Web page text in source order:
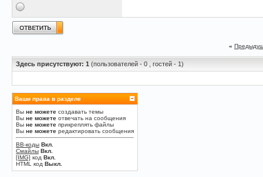
«
Здесь присутствуют: 1 (пользователей - 0 , гостей - 1)
Ваши права в разделе
Вы не можете создавать темы
Вы не можете отвечать на сообщения
Вы не можете прикреплять файлы
Вы не можете редактировать сообщения
BB-коды Вкл.
Смайлы Вкл.
[IMG] код Вкл.
HTML код Выкл.